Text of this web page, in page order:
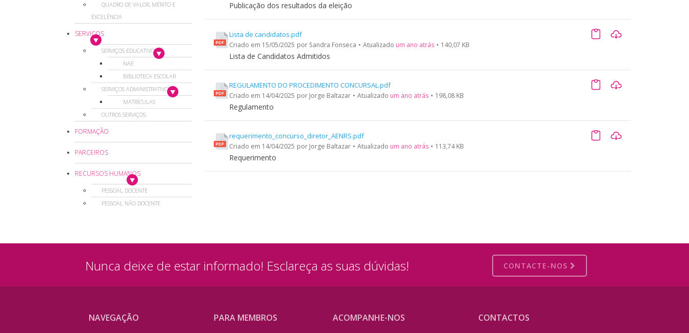
QUADRO DE VALOR, MÉRITO E
EXCELÊNCIA
SERVIÇOS
SERVIÇOS EDUCATIVOS
NAE
BIBLIOTECA ESCOLAR
SERVIÇOS ADMINISTRATIVOS
MATRÍCULAS
OUTROS SERVIÇOS
FORMAÇÃO
PARCEIROS
RECURSOS HUMANOS
PESSOAL DOCENTE
PESSOAL NÃO DOCENTE
Publicação dos resultados da eleição
Lista de candidatos.pdf
Criado em 15/05/2025 por Sandra Fonseca • Atualizado um ano atrás • 140,07 KB
Lista de Candidatos Admitidos
REGULAMENTO DO PROCEDIMENTO CONCURSAL.pdf
Criado em 14/04/2025 por Jorge Baltazar • Atualizado um ano atrás • 198,08 KB
Regulamento
requerimento_concurso_diretor_AENRS.pdf
Criado em 14/04/2025 por Jorge Baltazar • Atualizado um ano atrás • 113,74 KB
Requerimento
Nunca deixe de estar informado! Esclareça as suas dúvidas! CONTACTE-NOS
NAVEGAÇÃO PARA MEMBROS ACOMPANHE-NOS CONTACTOS